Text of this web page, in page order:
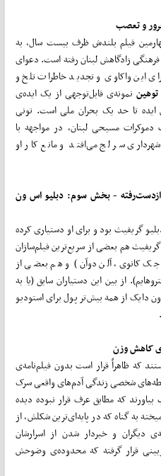
و تعصب
فیلم بلندش ظرف بیست سال، به
زادگاهش لبنان رفته است. دعوای
این واکاوی و تجدید خاطرات تلخ و
توهیننمونه‌ی قابل‌توجهی از یک ایده‌ی
ایده تا حد یک بحران ملی است. تونی
مسیحی لبنان، در مواجهه با
سر لج می‌افتد و مانع کار او
رفته - بخش سوم: دبلیو اس ون
گریفیث بود و برای او دستیاری کرده
هم بعضی از سریع‌ترین فیلم‌سازان
جک کانوی، آلن دوآن) و هم بعضی از
از بین این دستیاران سابق (یا به
دایک از همه بیش‌تر پول برای استودیو
کاهش وزن
که ظاهراً قرار است بدون فیلم‌نامه‌ی
شخصی زندگی آدم‌های واقعی سرک
که مطابق عرف قرار نبوده دیده
به گناه که در پایه‌ای‌ترین شکلش، از
دیگران و خبردار شدن از اسرارشان
قرار گرفته که محدوده‌ی وضوحش